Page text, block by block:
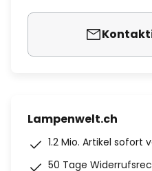
Lampenwelt.ch
1.2 Mio. Artikel sofort
50 Tage